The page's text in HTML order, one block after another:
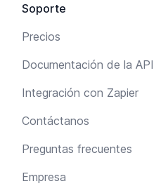
Soporte
Precios
Documentación de la API
Integración con Zapier
Contáctanos
Preguntas frecuentes
Empresa